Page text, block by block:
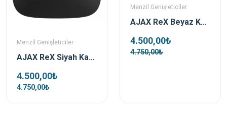
Menzil Genişleticiler
AJAX ReX Siyah Kablosuz Mesafe Genişletici (Repeater)
4.500,00₺
4.750,00₺
Menzil Genişleticiler
AJAX ReX Beyaz Kablosuz Mesafe Genişletici (Repeater)
4.500,00₺
4.750,00₺